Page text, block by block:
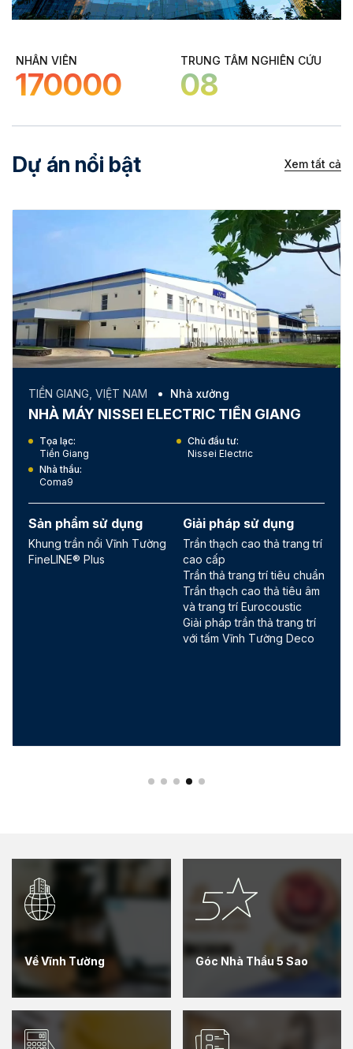
NHÂN VIÊN
170000
TRUNG TÂM NGHIÊN CỨU
08
Dự án nổi bật Xem tất cả
HA NOI, VIET NAM Cửa hàng - Showroom
VINSMART HÒA LẠC
Tọa lạc:
Hà Nội
Chủ đầu tư:
Vingroup
Nhà thầu:
Hoàng Nhật Hồng
Sản phẩm sử dụng
Khung vách ngăn Vĩnh
Giải pháp sử dụng
Tường thạch cao GypWall
DW4AQ1
Tường thạch cao GypWall
DW4AQ1
Trần thả trang trí tiêu chuẩn
Trần thạch cao thả trang trí
Về Vĩnh Tường Góc Nhà Thầu 5 Sao